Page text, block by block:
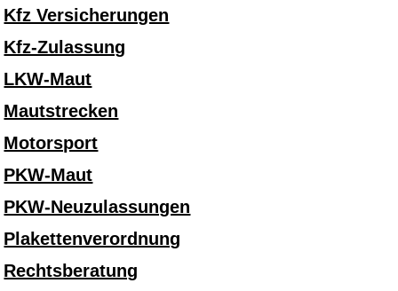
Kfz Versicherungen
Kfz-Zulassung
LKW-Maut
Mautstrecken
Motorsport
PKW-Maut
PKW-Neuzulassungen
Plakettenverordnung
Rechtsberatung